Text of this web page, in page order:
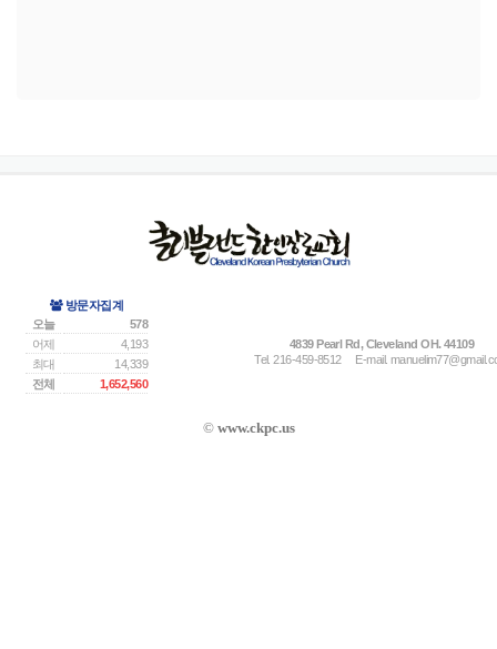
방문자집계
오늘
578
어제
4,193
최대
14,339
전체
1,652,560
4839 Pearl Rd, Cleveland OH. 44109
Tel. 216-459-8512
E-mail.
© www.ckpc.us